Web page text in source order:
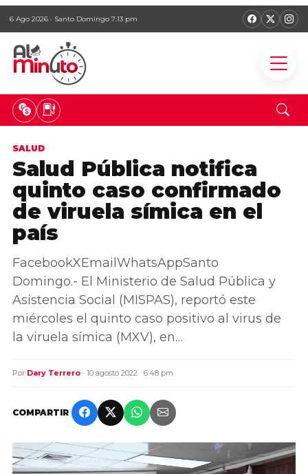
6 Ago 2026 · Santo Domingo 7:13 pm
SALUD
Salud Pública notifica
quinto caso confirmado
de viruela símica en el
país
FacebookXEmailWhatsAppSanto
Domingo.- El Ministerio de Salud Pública y
Asistencia Social (MISPAS), reportó este
miércoles el quinto caso positivo al virus de
la viruela símica (MXV), en…
Por Dary Terrero · 10 agosto 2022 · 6:48 pm
COMPARTIR